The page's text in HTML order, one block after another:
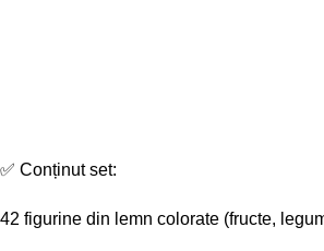
✅ Conținut set:
42 figurine din lemn colorate (fructe,